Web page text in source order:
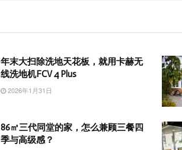
年末大扫除洗地天花板，就用卡赫无
线洗地机FCV 4 Plus
2026年1月31日
86㎡三代同堂的家，怎么兼顾三餐四
季与高级感？